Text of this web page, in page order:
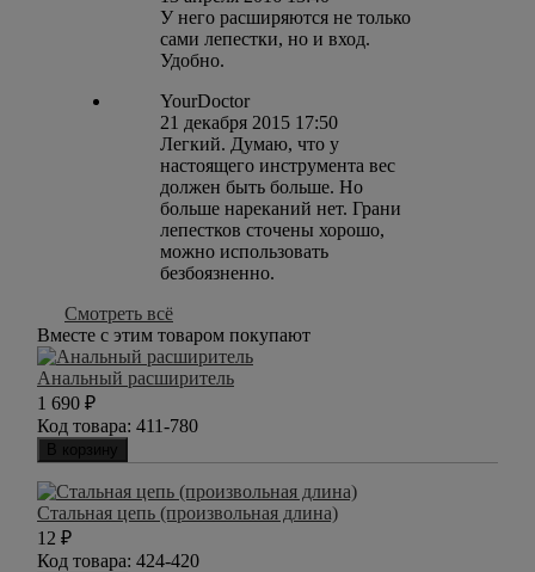
У него расширяются не только
сами лепестки, но и вход.
Удобно.
YourDoctor
21 декабря 2015 17:50
Легкий. Думаю, что у
настоящего инструмента вес
должен быть больше. Но
больше нареканий нет. Грани
лепестков сточены хорошо,
можно использовать
безбоязненно.
Смотреть всё
Вместе с этим товаром покупают
Анальный расширитель
1 690 ₽
Код товара: 411-780
В корзину
Стальная цепь (произвольная длина)
12 ₽
Код товара: 424-420